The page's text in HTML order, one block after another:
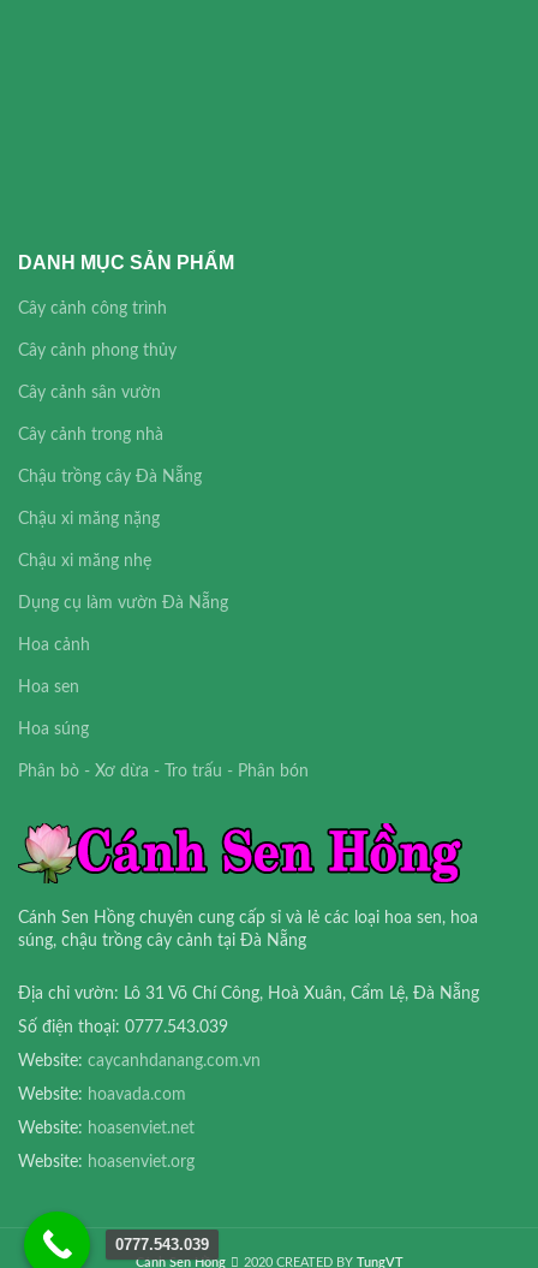
DANH MỤC SẢN PHẨM
Cây cảnh công trình
Cây cảnh phong thủy
Cây cảnh sân vườn
Cây cảnh trong nhà
Chậu trồng cây Đà Nẵng
Chậu xi măng nặng
Chậu xi măng nhẹ
Dụng cụ làm vườn Đà Nẵng
Hoa cảnh
Hoa sen
Hoa súng
Phân bò - Xơ dừa - Tro trấu - Phân bón
Cánh Sen Hồng chuyên cung cấp sỉ và lẻ các loại hoa sen, hoa
súng, chậu trồng cây cảnh tại Đà Nẵng
Địa chỉ vườn: Lô 31 Võ Chí Công, Hoà Xuân, Cẩm Lệ, Đà Nẵng
Số điện thoại: 0777.543.039
Website: caycanhdanang.com.vn
Website: hoavada.com
Website: hoasenviet.net
Website: hoasenviet.org
Cánh Sen Hồng 2020 CREATED BY TungVT
0777.543.039